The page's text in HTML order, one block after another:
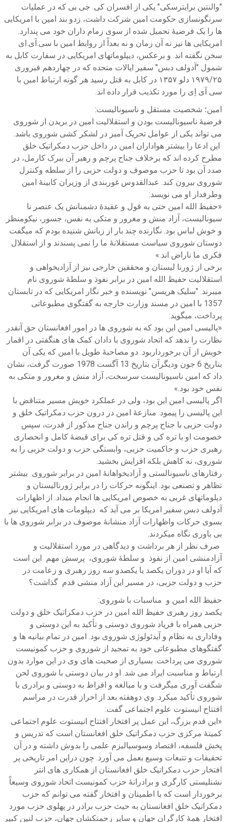
"والنتین برایترسکی" یکی از افسران کی. جی بی که در عملیات
سرنگونسازی حکومت امین شرکت داشت، زدو بند امین با امریکایی
ها را یک فرضیۀ تحمیل شده از سوی زمام داران خود می پندارد.
امریکایی ها نیز نه آن زمان و نه بعداً از روابط امین با سی.آی.ای
سخن نگفته اند. و برعکس، دیپلوماتهای امریکایی در سفارت کابل به
شمول "آدولف دبس" سفیر ایالات متحده که در چهاردهم فبروری
۱۹۷۹/۲۵ دلو ۱۳۵۷ در کابل به قتل رسید هر گونه ارتباط امین با
سی آی اِی را مورد تکذیب قرار داده اند.
امین؛ شخصیت مستقل و ناسیونالیست:
فرضیۀ ناسیونالیست بودن و استقلالیت امین در بریدن از شوروی
می تواند یکی از عوامل تحریک آمیز در لشکر کشی شوروی باشد.
این ادعا را بیشتر هواداران امین در داخل حزب دمکراتیک خلق
مطرح کرده اند که برخلاف جناح پرچم و رهبر آن ببرک کارمل، در
صدد آن بود تا حزب موصوف و دولت حزبی را از سلطه وکنترل
شوروی بیرون کند. عبدالقدوس غوربندی از وزیران کابینۀ امین
وطرفدار او می نویسد:
«حفیظ الله امین حتی به قول و عقیدۀ دشمنانش یک عنصر نا
سیونالیست، آزاد منش و مغرور و متکی به نفس، جسور، نیکومنظر
و خوش لباس بود. نگارنده چند بار از زبانش شنیده بودم که میگفت
دوستان شوروی سیاست مستقلانۀ ما را نمی پسندند و از استقلال
فکری ما ناراض اند.»
برخی از ژورنا لیستان و محققین خارجی نیز از آزادیخواهی و
استقلالیت حفیظ الله امین در برابر نفوذ و سلطۀ شوروی نام
میبرند. "سلیک هریسن" نویسنده و خبر نگار امریکایی که در تابستان
1357 با امین در مسند وزارت خارجه به گفتگوی مطبوعاتی
پرداخت، میگوید:
«پالیسی امین این بود که به شوروی ها در امور افغانستان حق آنقدر
نظارت را ندهد که اتحاد شوروی با دادان کمک های هنگفتی در اقمار
خویش از آن برخورداربود. دو مصاحبۀ طویل با امین که یکی آن
بتاریخ 6 جون ودیگرآن بتاریخ 13 آگست 1978 صورت گرفت، نشان
داد که امین ناسیونالیست سرسخت، آزاد منش و مغرور و متکی به
نفس خود بود.»
اگر پالیسی امین این بود، ولی در عملکرد خویش مسیر متناقض با
این پالیسی را پیمود. منازعۀ امین در درون حزب دمکراتیک خلق و
دولت حزبی با جناح پرچم و راندن جناح مذکور از قدرت، سپس
خصومت او با تره کی و قتل تره کی برای قبضۀ کامل و انحصاری
رهبری حزب و حاکمیت حزبی، وابستگی حزب و دولت حزبی را به
شوروی، نه کاهش بلکه افزایش بخشید.
رفتارهای ناسیونالستی و آزادیخواهانۀ امین در برابر شوروی بیشتر
تظاهر و تصنعی بود. اینگونه حرکات را در برابر ژورنالیستان و
دپلوماتهای غربی به خصوص امریکایی ها انجام میداد. از اظهارات
آدولف دبس سفیر امریکا بر می آید که دیپلومات های امریکایی نیز
بسوی حرکات واظهارات آزاد منشانۀ موصوف در برابر شوروی ها با
بی باوری نگاه میکردند.
صرف نظر از هر برداشت و دیدگاهی در مورد استقلالیت و
آزادمنشی امین از نفوذ و سلطۀ شوروی، پرسش مهم این است
که آیا او در دوران یکصد یا یکصدو سه روز رهبری و زعامت در
حزب و دولت حزبی، در مسیر این آزاد منشی قدم گذاشت؟
حفیظ الله امین و مناسبات با شوروی:
یکصد روز رهبری حفیظ الله امین در حزب دمکراتیک خلق و دولت
حزبی همراه با فریاد شوروی دوستی و تأکید به این دوستی و
وفاداری به نظام و آیدئولوژی شوروی بود. امین در تمام بیانیه ها و
گفتگوهای مطبوعاتی خود به تمجید از شوروی و حزب کمونیست
شوروی می پرداخت. بسیاری از صحبت های وی در این موارد بدون
ارتباط و مناسبت ایراد می شد. او در بیان دوستی با شوروی لحن
شگفت آوری میگرفت و با مبالغه و افراط به دوستی و برادری با
شوروی تأکید میکرد. وی دوهفته بعد از احراز قدرت در مراسم
افتتاح انیستوت علوم اجتماعی گفت:
«این قدم بزرگ، این عمل پر افتخار افتتاح انیستوت علوم اجتماعی
کمیتۀ مرکزی حزب دمکراتیک خلق افغانستان است که تدریس و
پخش فلسفه، اقتصاد وسوسیالیزم علمی را بدوش داشته و در آن
تحقیقات و تتبعات وسیع بعمل می آورد. چون دراین امر تاریخی پر
افتخار حزب دمکراتیک خلق افغانستان از همکاری های انتر
نشنلیستی کارگری و برادرانۀ حزب کمونیست اتحاد شوروی وسیعاً
برخوردار است که با اطمینان و افتخار گفته می توانم که حزب
دمکراتیک خلق افغانستان به حیث حزب برادر در پهلوی حزب مورد
افتخار همۀ کارگران جهان و سایر زحمتکشان جهان، حزب لنین کبیر